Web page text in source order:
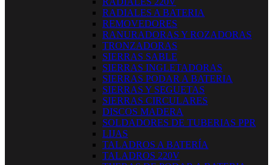
RADIALES A BATERIA
REMOVEDORES
RANURADORAS Y ROZADORAS
TRONZADORAS
SIERRAS SABLE
SIERRAS INGLETADORAS
SIERRAS PODAR A BATERIA
SIERRAS Y SEGUETAS
SIERRAS CIRCULARES
DISCOS MADERA
SOLDADORES DE TUBERIAS PPR
LIJAS
TALADROS A BATERÍA
TALADROS 220V